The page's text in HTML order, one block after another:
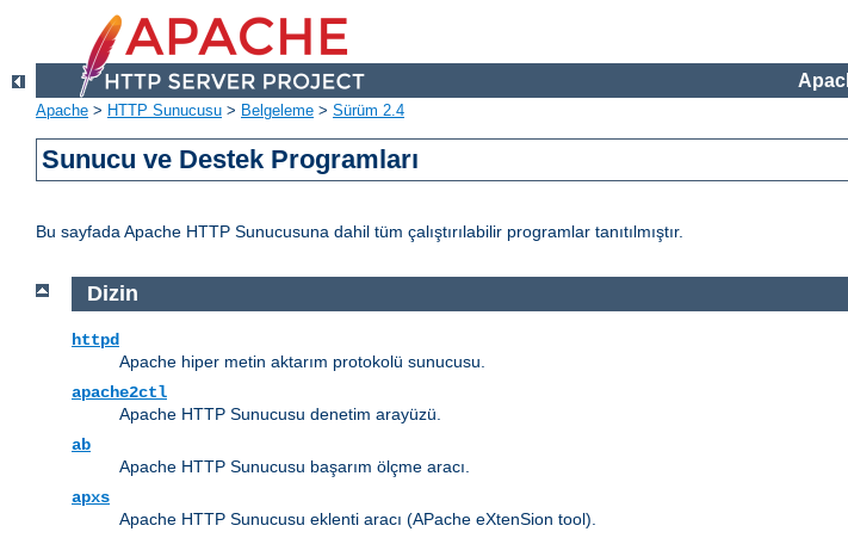
Apache > HTTP Sunucusu > Belgeleme > Sürüm 2.4
Sunucu ve Destek Programları
Bu sayfada Apache HTTP Sunucusuna dahil tüm çalıştırılabilir programlar tanıtılmıştır.
Dizin
httpd
Apache hiper metin aktarım protokolü sunucusu.
apache2ctl
Apache HTTP Sunucusu denetim arayüzü.
ab
Apache HTTP Sunucusu başarım ölçme aracı.
apxs
Apache HTTP Sunucusu eklenti aracı (APache eXtenSion tool).